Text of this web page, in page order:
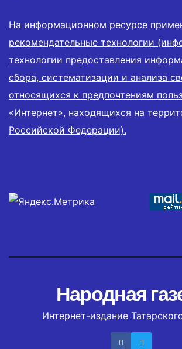
На информационном ресурсе
рекомендательные технологии
технологии предоставления
сбора, систематизации и анализа
относящихся к предпочтениям
«Интернет», находящихся на
Российской Федерации).
Народная
Интернет-издание